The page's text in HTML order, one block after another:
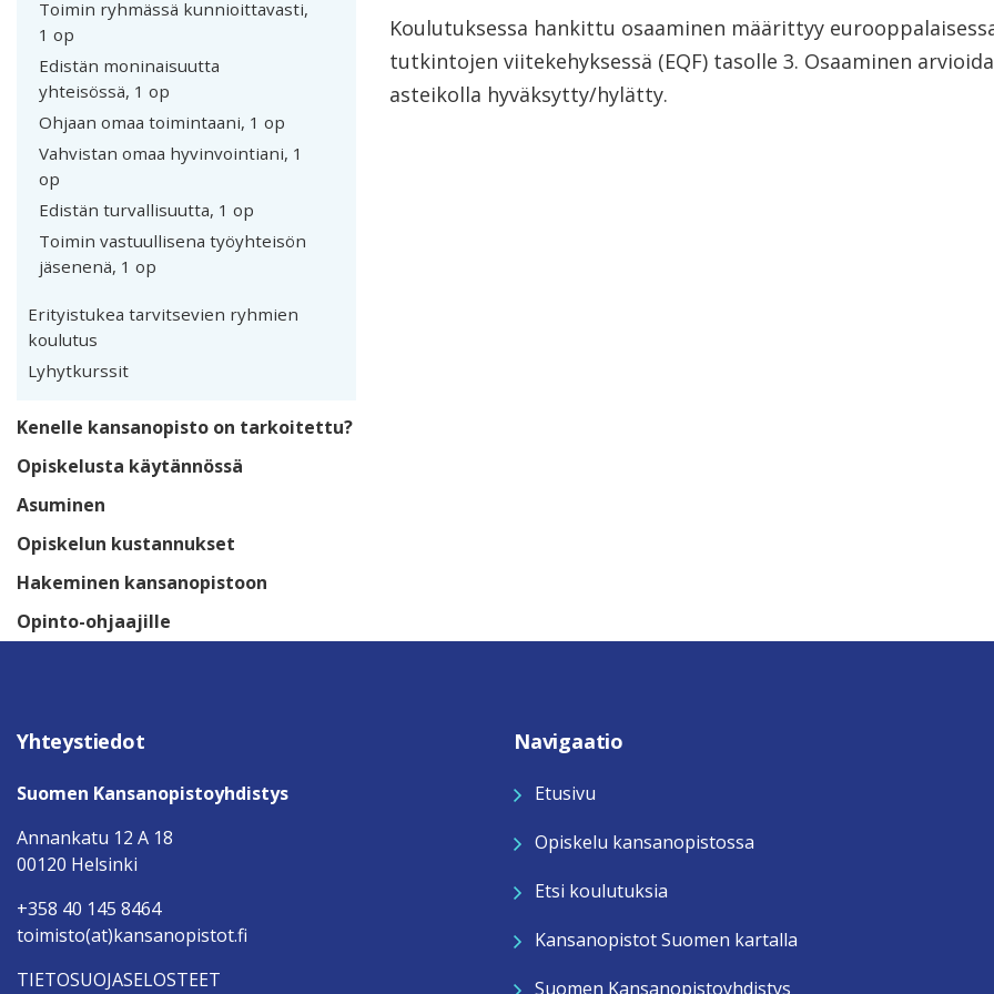
Toimin ryhmässä kunnioittavasti,
1 op
Edistän moninaisuutta
yhteisössä, 1 op
Ohjaan omaa toimintaani, 1 op
Vahvistan omaa hyvinvointiani, 1
op
Edistän turvallisuutta, 1 op
Toimin vastuullisena työyhteisön
jäsenenä, 1 op
Erityistukea tarvitsevien ryhmien
koulutus
Lyhytkurssit
Kenelle kansanopisto on tarkoitettu?
Opiskelusta käytännössä
Asuminen
Opiskelun kustannukset
Hakeminen kansanopistoon
Opinto-ohjaajille
Koulutuksessa hankittu osaaminen määrittyy
tutkintojen viitekehyksessä (EQF) tasolle 3. Osaaminen
asteikolla hyväksytty/hylätty.
Yhteystiedot
Suomen Kansanopistoyhdistys
Annankatu 12 A 18
00120 Helsinki
+358 40 145 8464
toimisto(at)kansanopistot.fi
TIETOSUOJASELOSTEET
Navigaatio
Etusivu
Opiskelu kansanopistossa
Etsi koulutuksia
Kansanopistot Suomen kartalla
Suomen Kansanopistoyhdistys